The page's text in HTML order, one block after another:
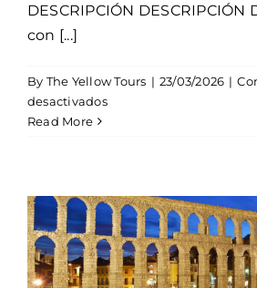
DESCRIPCIÓN
con [...]
By The Yellow Tours | 23/03/2026 |
desactivadosen
Hs
Read More